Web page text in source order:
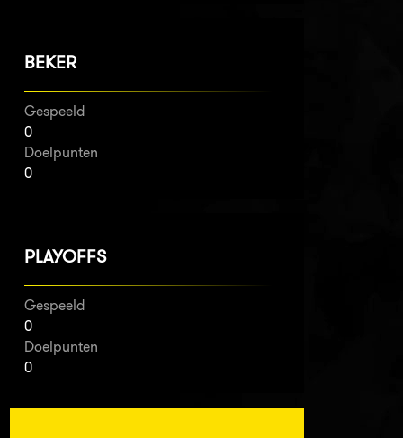
BEKER
Gespeeld
0
Doelpunten
0
PLAYOFFS
Gespeeld
0
Doelpunten
0